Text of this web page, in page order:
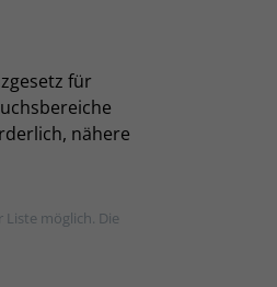
für
nähere
möglich. Die